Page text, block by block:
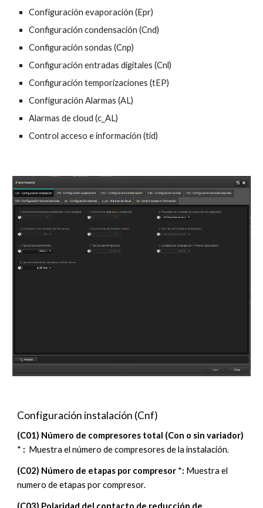
Configuración evaporación(Epr)
Configuracióncondensación(Cnd)
Configuraciónsondas(Cnp)
Configuraciónentradas digitales(Cnl)
Configuracióntemporizaciones(tEP)
ConfiguraciónAlarmas (AL)
Alarmas de cloud (c_AL)
Control acceso e información (tid)
Configuración instalación (Cnf)
(C01) Número de compresores total (Con o sin variador)
* : Muestra el número de compresores de la instalación.
(C02) Número de etapas por compresor *: Muestra el
numero de etapas por compresor.
(C03) Polaridad del contacto de reducción de